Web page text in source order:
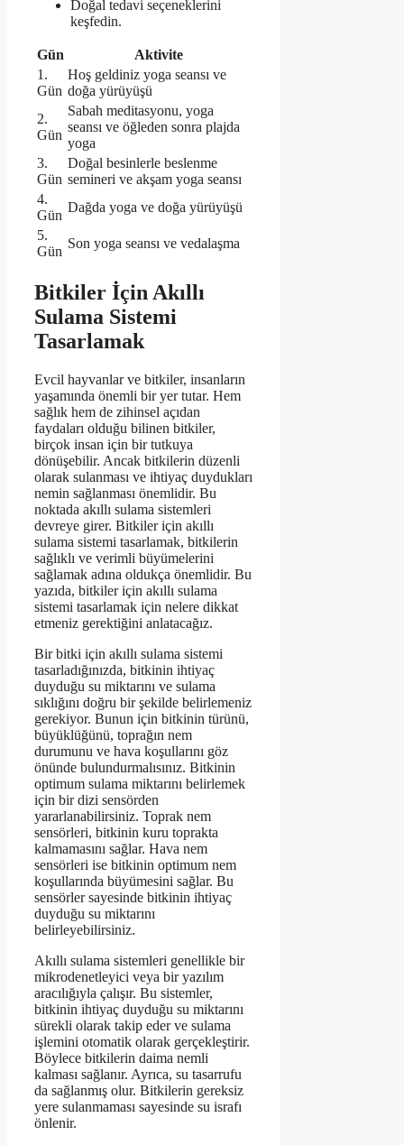
Doğal tedavi seçeneklerini
keşfedin.
Gün
Aktivite
1.
Gün
Hoş geldiniz yoga seansı ve
doğa yürüyüşü
2.
Gün
Sabah meditasyonu, yoga
seansı ve öğleden sonra plajda
yoga
3.
Gün
Doğal besinlerle beslenme
semineri ve akşam yoga seansı
4.
Gün
Dağda yoga ve doğa yürüyüşü
5.
Gün
Son yoga seansı ve vedalaşma
Bitkiler İçin Akıllı
Sulama Sistemi
Tasarlamak
Evcil hayvanlar ve bitkiler, insanların
yaşamında önemli bir yer tutar. Hem
sağlık hem de zihinsel açıdan
faydaları olduğu bilinen bitkiler,
birçok insan için bir tutkuya
dönüşebilir. Ancak bitkilerin düzenli
olarak sulanması ve ihtiyaç duydukları
nemin sağlanması önemlidir. Bu
noktada akıllı sulama sistemleri
devreye girer. Bitkiler için akıllı
sulama sistemi tasarlamak, bitkilerin
sağlıklı ve verimli büyümelerini
sağlamak adına oldukça önemlidir. Bu
yazıda, bitkiler için akıllı sulama
sistemi tasarlamak için nelere dikkat
etmeniz gerektiğini anlatacağız.
Bir bitki için akıllı sulama sistemi
tasarladığınızda, bitkinin ihtiyaç
duyduğu su miktarını ve sulama
sıklığını doğru bir şekilde belirlemeniz
gerekiyor. Bunun için bitkinin türünü,
büyüklüğünü, toprağın nem
durumunu ve hava koşullarını göz
önünde bulundurmalısınız. Bitkinin
optimum sulama miktarını belirlemek
için bir dizi sensörden
yararlanabilirsiniz. Toprak nem
sensörleri, bitkinin kuru toprakta
kalmamasını sağlar. Hava nem
sensörleri ise bitkinin optimum nem
koşullarında büyümesini sağlar. Bu
sensörler sayesinde bitkinin ihtiyaç
duyduğu su miktarını
belirleyebilirsiniz.
Akıllı sulama sistemleri genellikle bir
mikrodenetleyici veya bir yazılım
aracılığıyla çalışır. Bu sistemler,
bitkinin ihtiyaç duyduğu su miktarını
sürekli olarak takip eder ve sulama
işlemini otomatik olarak gerçekleştirir.
Böylece bitkilerin daima nemli
kalması sağlanır. Ayrıca, su tasarrufu
da sağlanmış olur. Bitkilerin gereksiz
yere sulanmaması sayesinde su israfı
önlenir.